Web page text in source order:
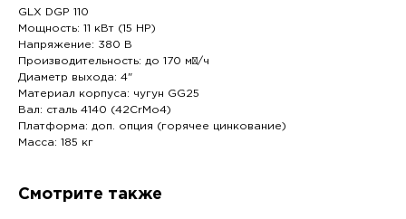
GLX DGP 110
Мощность: 11 кВт (15 HP)
Напряжение: 380 В
Производительность: до 170 м³/ч
Диаметр выхода: 4"
Материал корпуса: чугун GG25
Вал: сталь 4140 (42CrMo4)
Платформа: доп. опция (горячее цинкование)
Масса: 185 кг
Смотрите также